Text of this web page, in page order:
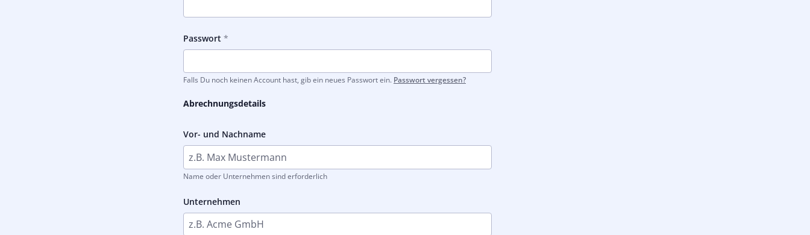
Passwort
Falls Du noch keinen Account hast, gib ein neues Passwort ein. Passwort vergessen?
Abrechnungsdetails
Vor- und Nachname
Name oder Unternehmen sind erforderlich
Unternehmen